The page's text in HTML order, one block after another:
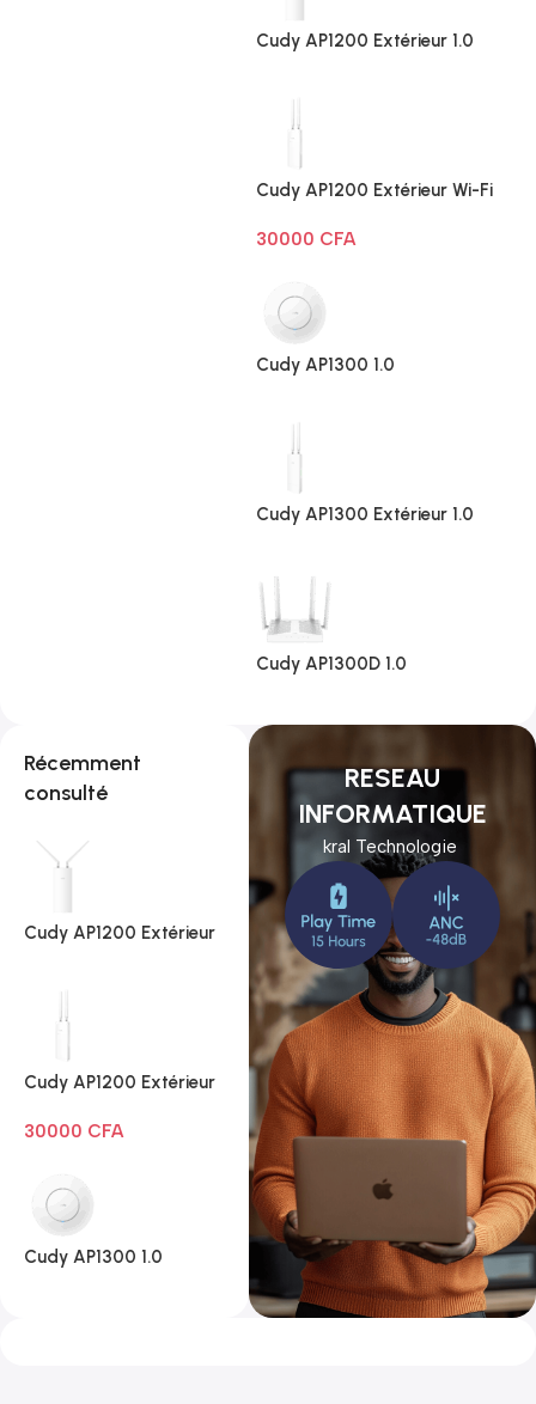
Récemment
consulté
Cudy AP1200 Extérieur
Cudy AP1200 Extérieur
30000 CFA
Cudy AP1300 1.0
RESEAU
INFORMATIQUE
kral Technologie
Cudy AP1200 Extérieur 1.0
Cudy AP1200 Extérieur Wi-Fi
30000 CFA
Cudy AP1300 1.0
Cudy AP1300 Extérieur 1.0
Cudy AP1300D 1.0